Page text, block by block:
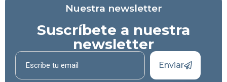
Nuestra newsletter
Suscríbete a nuestra
newsletter
Enviar